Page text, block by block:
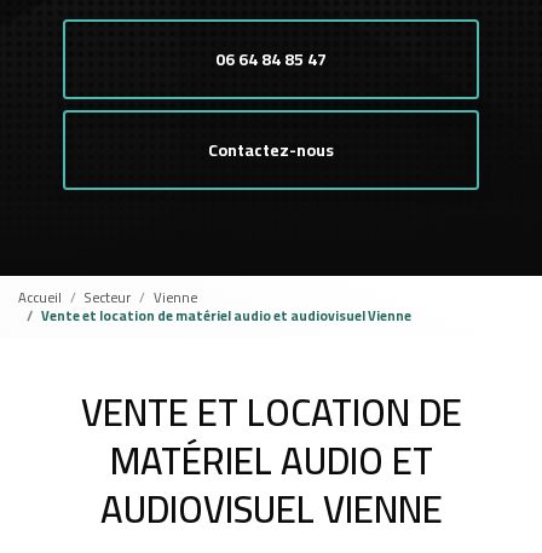
06 64 84 85 47
Contactez-nous
Accueil Secteur Vienne
Vente et location de matériel audio et audiovisuel Vienne
VENTE ET LOCATION DE
MATÉRIEL AUDIO ET
AUDIOVISUEL VIENNE